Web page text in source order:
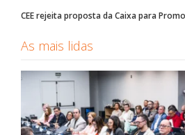
CEE rejeita proposta da Caixa para
As mais lidas